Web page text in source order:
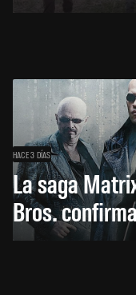
HACE 3 DÍAS
La saga
Bros.